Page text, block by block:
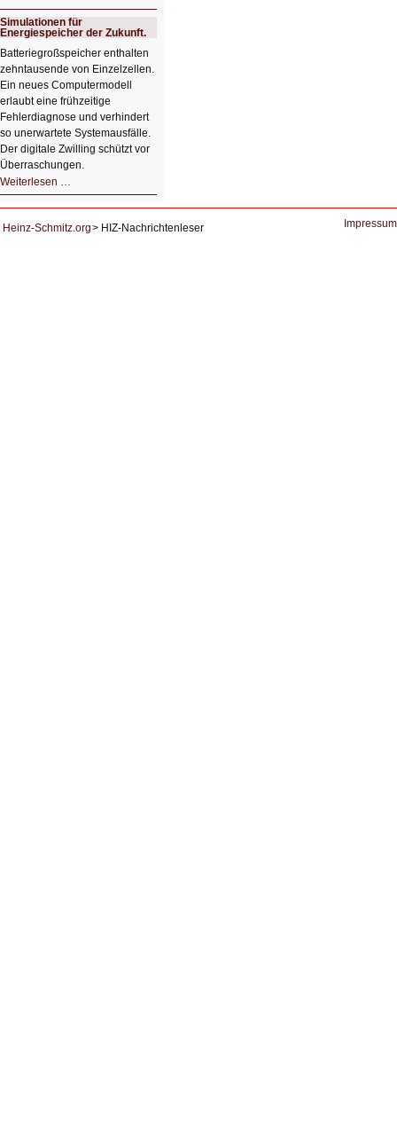
KI-
System
zur
Lernunterstützung
von
Studierenden
Simulationen für
Energiespeicher der Zukunft.
Batteriegroßspeicher enthalten
zehntausende von Einzelzellen.
Ein neues Computermodell
erlaubt eine frühzeitige
Fehlerdiagnose und verhindert
so unerwartete Systemausfälle.
Der digitale Zwilling schützt vor
Überraschungen.
Weiterlesen …
für
Zukunft.
Heinz-Schmitz.org HIZ-Nachrichtenleser Impressum